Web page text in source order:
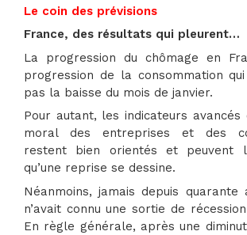
Le coin des prévisions
France, des résultats qui pleurent…
La progression du chômage en
progression de la consommation
pas la baisse du mois de janvier.
Pour autant, les indicateurs
moral des entreprises et des
restent bien orientés et peuvent
qu’une reprise se dessine.
Néanmoins, jamais depuis quarante
n’avait connu une sortie de
En règle générale, après une